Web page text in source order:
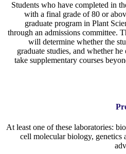
Students who have completed in
with a final grade of 80 or
graduate program in Plant
through an admissions committee.
will determine whether the
graduate studies, and whether
take supplementary courses
At least one of these laboratories:
cell molecular biology, genetics